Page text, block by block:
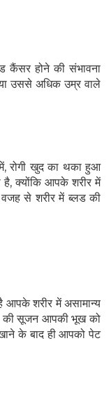
कैंसर होने की संभावना
उससे अधिक उम्र वाले
रोगी खुद का थका हुआ
क्योंकि आपके शरीर में
से शरीर में ब्लड की
शरीर में असामान्य
की सूजन आपकी भूख को
के बाद ही आपको पेट